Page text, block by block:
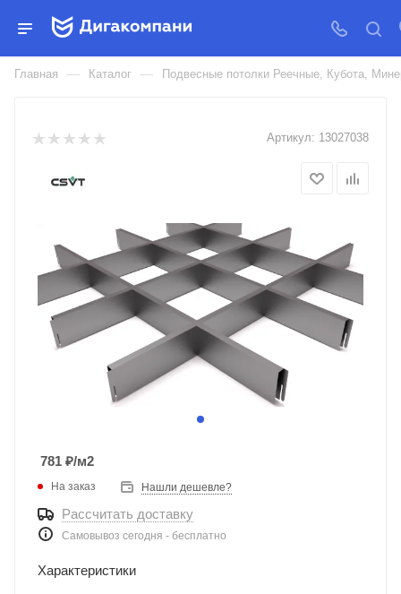
ГРИЛЬЯТО ПОТОЛОК АСФАЛЬТ
7024 30ММ
Главная — Каталог — Подвесные потолки Реечные, Кубота,
Артикул: 13027038
781 ₽/м2
На заказ Нашли дешевле?
Рассчитать доставку
Самовывоз сегодня - бесплатно
Характеристики